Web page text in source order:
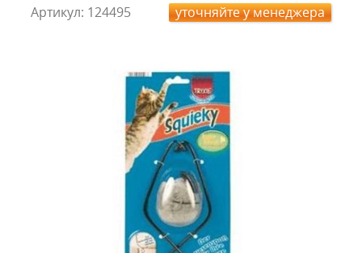
Артикул: 124495 уточняйте у менеджера